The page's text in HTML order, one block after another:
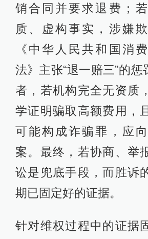
销合同并要求退费；
质、虚构事实，涉嫌
《中华人民共和国消
法》主张“退一赔三”的惩
者，若机构完全无资质
学证明骗取高额费用，
可能构成诈骗罪，应
案。最终，若协商、举
讼是兜底手段，而胜诉
期已固定好的证据。
针对维权过程中的证据